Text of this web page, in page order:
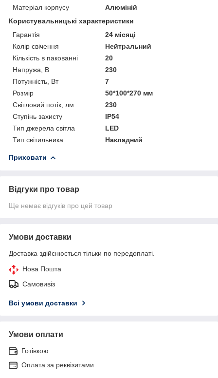
Матеріал корпусу
Алюміній
Користувальницькі характеристики
Гарантія
24 місяці
Колір свічення
Нейтральний
Кількість в пакованні
20
Напружа, В
230
Потужність, Вт
7
Розмір
50*100*270 мм
Світловий потік, лм
230
Ступінь захисту
IP54
Тип джерела світла
LED
Тип світильника
Накладний
Приховати
Відгуки про товар
Ще немає відгуків про цей товар
Умови доставки
Доставка здійснюється тільки по передоплаті.
Нова Пошта
Самовивіз
Всі умови доставки
Умови оплати
Готівкою
Оплата за реквізитами